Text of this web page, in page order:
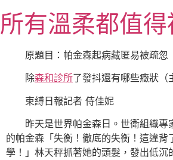
至
主所有溫柔都值
原題目：帕金森起病藏匿易被疏忽
除森和診所了發抖還有哪些癥狀（
束縛日報記者 侍佳妮
昨天是世界帕金森日。世衛組織
的帕金森「失衡！徹底的失衡！這違背
學！」林天秤抓著她的頭髮，發出低沉